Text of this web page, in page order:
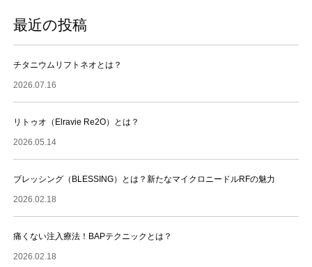
最近の投稿
チタニウムリフトネオとは？
2026.07.16
リトゥオ（Elravie Re2O）とは？
2026.05.14
ブレッシング（BLESSING）とは？新たなマイクロニードルRFの魅力
2026.02.18
痛くない注入療法！BAPテクニックとは？
2026.02.18